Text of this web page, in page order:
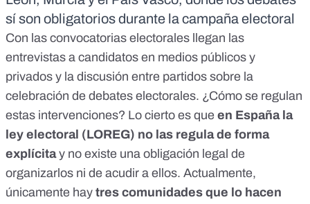
sí son obligatorios durante la campaña electoral
Con las convocatorias electorales llegan las
entrevistas a candidatos en medios públicos y
privados y la discusión entre partidos sobre la
celebración de debates electorales. ¿Cómo se regulan
estas intervenciones? Lo cierto es que en España la
ley electoral (LOREG) no las regula de forma
explícitay no existe una obligación legal de
organizarlos ni de acudir a ellos. Actualmente,
únicamente hay tres comunidades que lo hacen